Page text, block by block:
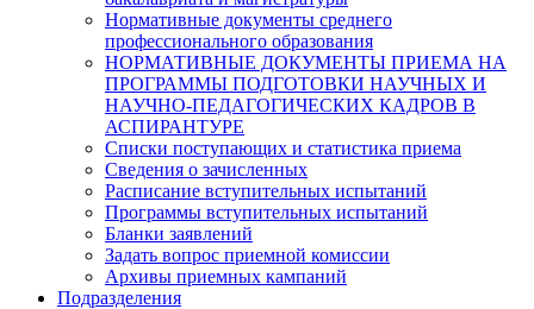
Нормативные документы среднего
профессионального образования
НОРМАТИВНЫЕ ДОКУМЕНТЫ ПРИЕМА НА
ПРОГРАММЫ ПОДГОТОВКИ НАУЧНЫХ И
НАУЧНО-ПЕДАГОГИЧЕСКИХ КАДРОВ В
АСПИРАНТУРЕ
Списки поступающих и статистика приема
Сведения о зачисленных
Расписание вступительных испытаний
Программы вступительных испытаний
Бланки заявлений
Задать вопрос приемной комиссии
Архивы приемных кампаний
Подразделения